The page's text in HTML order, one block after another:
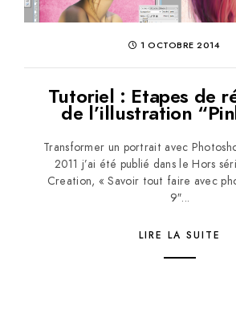
1 OCTOBRE 2014
Tutoriel : Etapes de
de l’illustration
Transformer un portrait avec
2011 j’ai été publié dans le Hors
Creation, « Savoir tout faire avec
9″...
LIRE LA SUITE